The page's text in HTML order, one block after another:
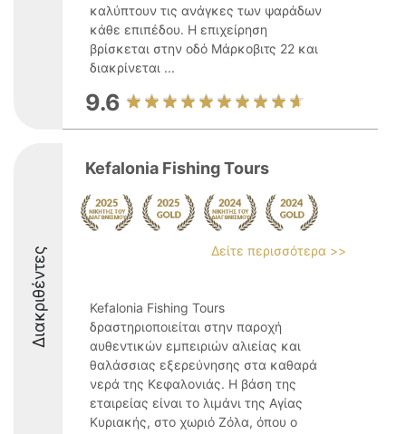
καλύπτουν τις ανάγκες των ψαράδων
κάθε επιπέδου. Η επιχείρηση
βρίσκεται στην οδό Μάρκοβιτς 22 και
διακρίνεται ...
9.6
Διακριθέντες
Kefalonia Fishing Tours
Δείτε περισσότερα >>
Kefalonia Fishing Tours
δραστηριοποιείται στην παροχή
αυθεντικών εμπειριών αλιείας και
θαλάσσιας εξερεύνησης στα καθαρά
νερά της Κεφαλονιάς. Η βάση της
εταιρείας είναι το λιμάνι της Αγίας
Κυριακής, στο χωριό Ζόλα, όπου ο